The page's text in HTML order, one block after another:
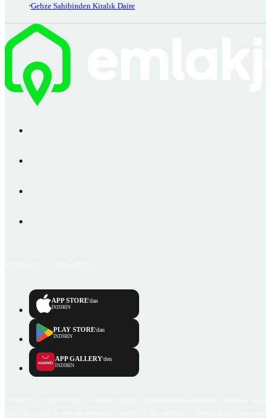
Gebze Sahibinden Kiralık Daire
APP STORE'dan
İNDİRİN
PLAY STORE'dan
İNDİRİN
APP GALLERY'den
İNDİRİN